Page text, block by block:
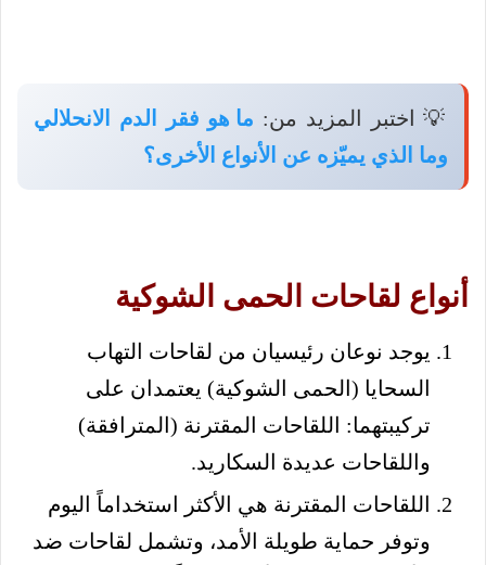
💡 اختبر المزيد من: ما هو فقر الدم الانحلالي
وما الذي يميّزه عن الأنواع الأخرى؟
أنواع لقاحات الحمى الشوكية
يوجد نوعان رئيسيان من لقاحات التهاب
السحايا (الحمى الشوكية) يعتمدان على
تركيبتهما: اللقاحات المقترنة (المترافقة)
واللقاحات عديدة السكاريد.
اللقاحات المقترنة هي الأكثر استخداماً اليوم
وتوفر حماية طويلة الأمد، وتشمل لقاحات ضد